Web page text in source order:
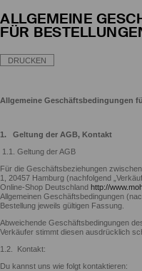
ALLGEMEINE
FÜR
DRUCKEN
Allgemeine Geschäftsbedingungen
1. Geltung der AGB, Kontakt
1.1. Geltung der AGB
Für die Geschäftsbeziehungen
1, 20457 Hamburg (nachfolgend
Online-Shop Deutschland http://
Allgemeinen Geschäftsbedingungen
Bestellung jeweils gültigen Fassung.
Abweichende Geschäftsbedingungen
Verkäufer stimmt diesen ausdrücklich
1.2. Kontakt:
Du kannst uns wie folgt kontaktieren: